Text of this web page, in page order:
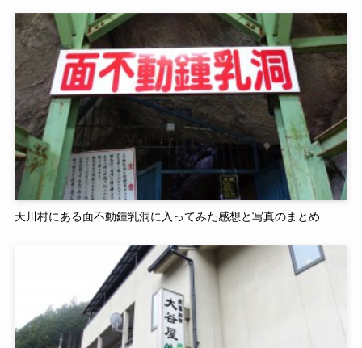
天川村にある面不動鍾乳洞に入ってみた感想と写真のまとめ